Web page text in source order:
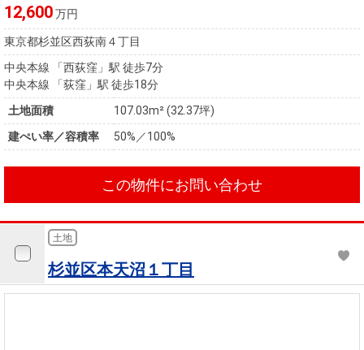
12,600万円
東京都杉並区西荻南４丁目
中央本線 「西荻窪」駅 徒歩7分
中央本線 「荻窪」駅 徒歩18分
土地面積
107.03m² (32.37坪)
建ぺい率／容積率
50%／100%
この物件にお問い合わせ
土地
杉並区本天沼１丁目